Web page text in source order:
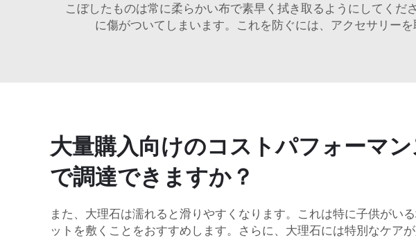
こぼしたものは常に柔らかい布で素早く拭き取るようにしてく
に傷がついてしまいます。これを防ぐには、アクセサリー
大量購入向けのコストパフォーマ
で調達できますか？
また、大理石は濡れると滑りやすくなります。これは特に子供がい
ットを敷くことをおすすめします。さらに、大理石には特別なケア